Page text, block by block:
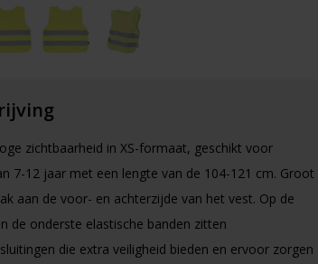
zichtbaarheid in XS-formaat, geschikt voor
7-12 jaar met een lengte van de 104-121 cm. Groot
aan de voor- en achterzijde van het vest. Op de
de onderste elastische banden zitten
die extra veiligheid bieden en ervoor zorgen